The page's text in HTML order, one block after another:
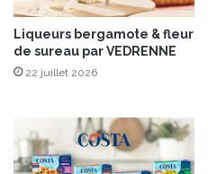
i
s
e
a
u
f
Liqueurs bergamote & fleur
de sureau par VEDRENNE
22 juillet 2026